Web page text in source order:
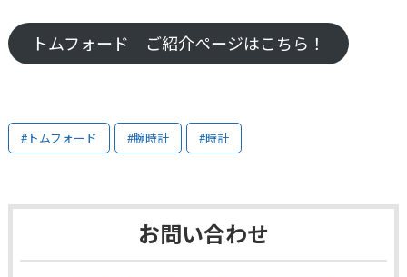
トムフォード ご紹介ページはこちら！
#トムフォード #腕時計 #時計
お問い合わせ